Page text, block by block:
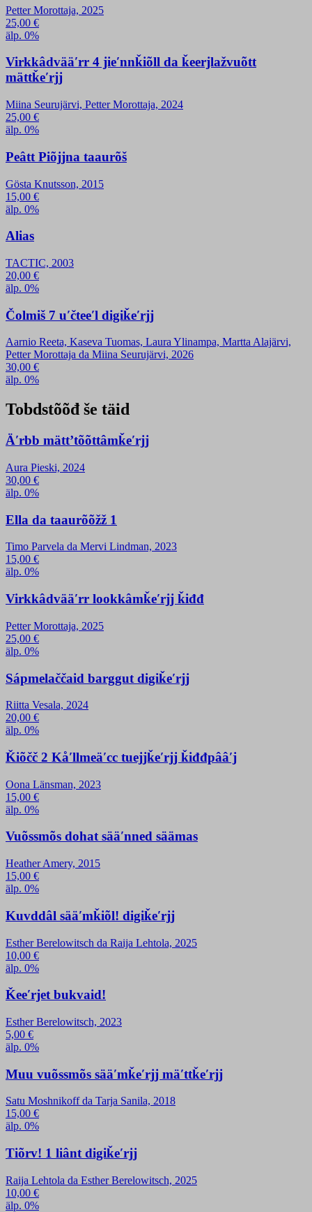
Petter Morottaja, 2025
25,00 €
älp. 0%
Virkkâdvääʹrr 4 jieʹnnǩiõll da ǩeerjlažvuõtt
mättǩeʹrjj
Miina Seurujärvi, Petter Morottaja, 2024
25,00 €
älp. 0%
Peâtt Piõjjna taaurõš
Gösta Knutsson, 2015
15,00 €
älp. 0%
Alias
TACTIC, 2003
20,00 €
älp. 0%
Čolmiš 7 uʹčteeʹl digiǩeʹrjj
Aarnio Reeta, Kaseva Tuomas, Laura Ylinampa, Martta Alajärvi,
Petter Morottaja da Miina Seurujärvi, 2026
30,00 €
älp. 0%
Tobdstõõđ še täid
Äʹrbb mättʼtõõttâmǩeʹrjj
Aura Pieski, 2024
30,00 €
älp. 0%
Ella da taaurõõžž 1
Timo Parvela da Mervi Lindman, 2023
15,00 €
älp. 0%
Virkkâdvääʹrr lookkâmǩeʹrjj ǩiđđ
Petter Morottaja, 2025
25,00 €
älp. 0%
Sápmelaččaid barggut digiǩeʹrjj
Riitta Vesala, 2024
20,00 €
älp. 0%
Ǩiõčč 2 Kåʹllmeäʹcc tuejjǩeʹrjj ǩiđđpââʹj
Oona Länsman, 2023
15,00 €
älp. 0%
Vuõssmõs dohat sääʹnned säämas
Heather Amery, 2015
15,00 €
älp. 0%
Kuvddâl sääʹmǩiõl! digiǩeʹrjj
Esther Berelowitsch da Raija Lehtola, 2025
10,00 €
älp. 0%
Ǩeeʹrjet bukvaid!
Esther Berelowitsch, 2023
5,00 €
älp. 0%
Muu vuõssmõs sääʹmǩeʹrjj mäʹttǩeʹrjj
Satu Moshnikoff da Tarja Sanila, 2018
15,00 €
älp. 0%
Tiõrv! 1 liânt digiǩeʹrjj
Raija Lehtola da Esther Berelowitsch, 2025
10,00 €
älp. 0%